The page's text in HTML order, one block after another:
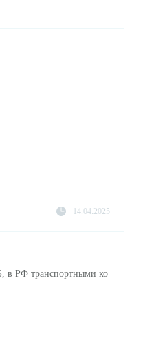
14.04.2025
в РФ транспортными ко